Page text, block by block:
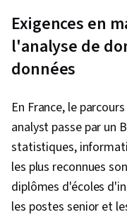
de
Exigences en
l'analyse de
données
En France, le
analyst passe par un
statistiques,
les plus reconnues
diplômes d'écoles
les postes senior et